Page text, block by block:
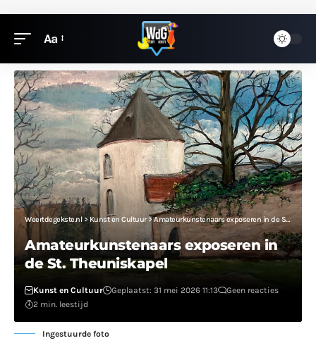
Aa
Weertdegekste.nl> Kunst en Cultuur>Amateurkunstenaars exposeren in de St. Theuniskapel
Amateurkunstenaars exposeren in
de St. Theuniskapel
Kunst en Cultuur Geplaatst: 31 mei 2026 11:13
Geen reacties
2 min. leestijd
Ingestuurde foto